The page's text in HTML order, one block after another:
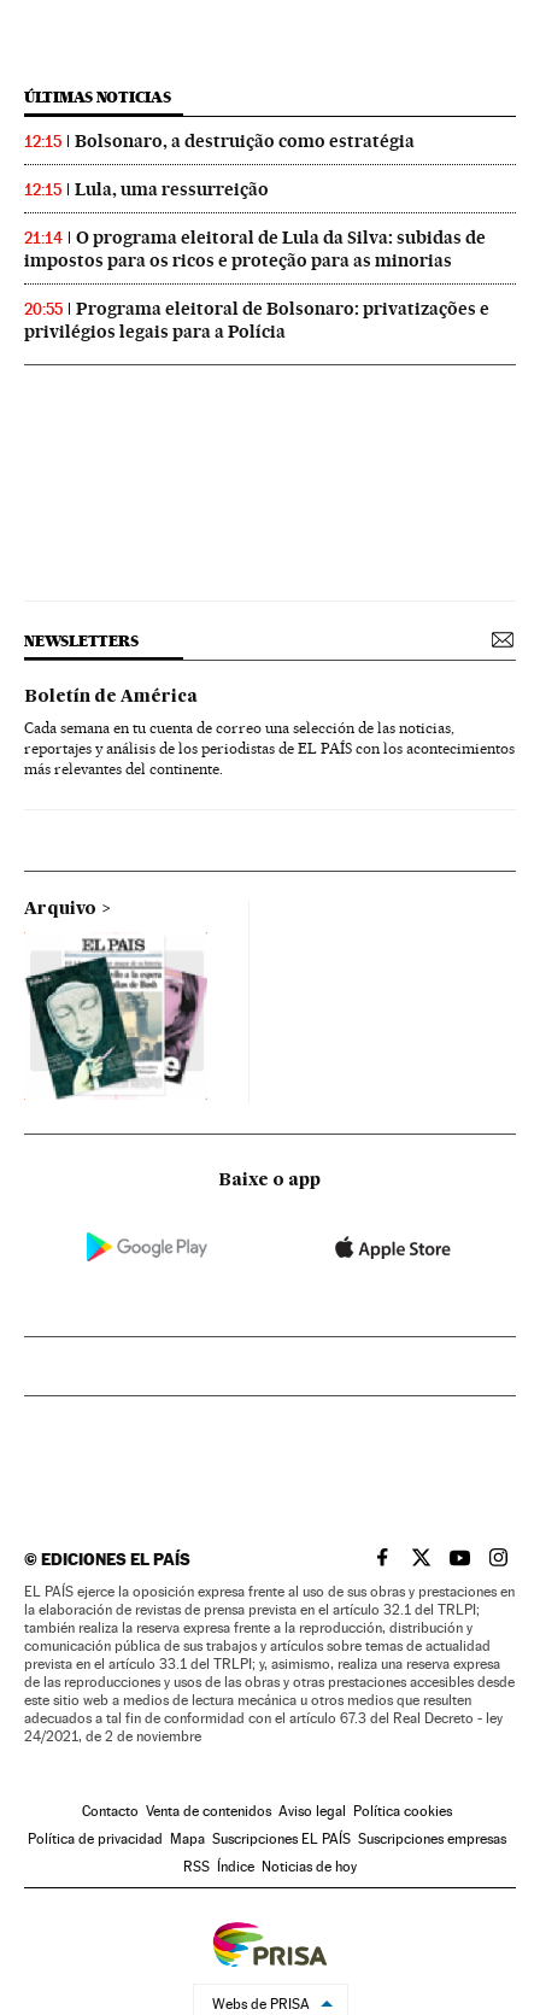
ÚLTIMAS NOTICIAS
12:15 Bolsonaro, a destruição como estratégia
12:15 Lula, uma ressurreição
21:14
O programa eleitoral de Lula da Silva: subidas de
impostos para os ricos e proteção para as minorias
20:55
Programa eleitoral de Bolsonaro: privatizações e
privilégios legais para a Polícia
NEWSLETTERS
Boletín de América
Cada semana en tu cuenta de correo una selección de las noticias,
reportajes y análisis de los periodistas de EL PAÍS con los acontecimientos
más relevantes del continente.
Arquivo
Baixe o app
©EDICIONES EL PAÍS EL PAÍS BRASIL EN
EL PAÍSEL PAÍS
EL
EL PAÍS ejerce la oposición expresa frente al uso de sus obras y prestaciones en
la elaboración de revistas de prensa prevista en el artículo 32.1 del TRLPI;
también realiza la reserva expresa frente a la reproducción, distribución y
comunicación pública de sus trabajos y artículos sobre temas de actualidad
prevista en el artículo 33.1 del TRLPI; y, asimismo, realiza una reserva expresa
de las reproducciones y usos de las obras y otras prestaciones accesibles desde
este sitio web a medios de lectura mecánica u otros medios que resulten
adecuados a tal fin de conformidad con el artículo 67.3 del Real Decreto - ley
24/2021, de 2 de noviembre
Contacto Venta de contenidos Aviso legal Política cookies
Política de privacidad Mapa Suscripciones EL PAÍS Suscripciones empresas
RSS Índice Noticias de hoy
Webs de PRISA